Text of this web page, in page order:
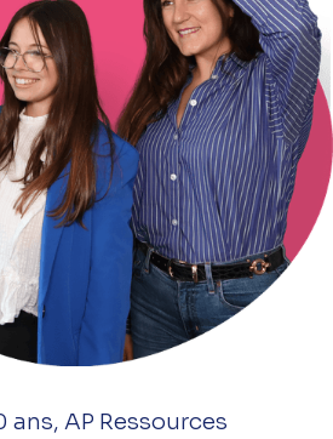
ans, AP Ressources